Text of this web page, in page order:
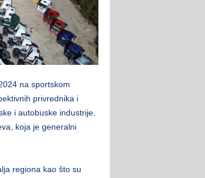
na sportskom
privrednika i
i autobuske industrije.
koja je generalni
regiona kao što su